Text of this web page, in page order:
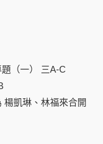
（一） 三A-C
楊凱琳、林福來合開